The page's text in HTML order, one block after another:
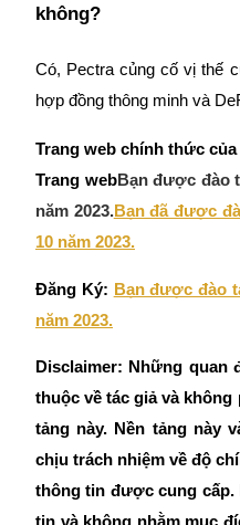
không?
Có, Pectra củng cố vị thế
hợp đồng thông minh và
Trang web chính thức
Trang webBạn được đào
năm 2023.Bạn đã được
10 năm 2023.
Đăng Ký: Bạn được đào
năm 2023.
Disclaimer: Những quan
thuộc về tác giả và không
tảng này. Nền tảng này
chịu trách nhiệm về độ
thông tin được cung cấp.